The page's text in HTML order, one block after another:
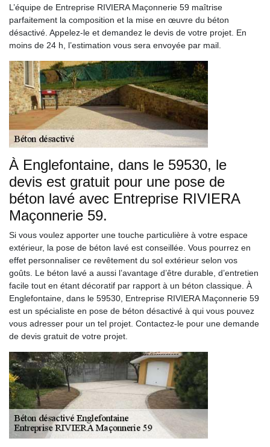
L’équipe de Entreprise RIVIERA Maçonnerie 59 maîtrise
parfaitement la composition et la mise en œuvre du béton
désactivé. Appelez-le et demandez le devis de votre projet. En
moins de 24 h, l’estimation vous sera envoyée par mail.
À Englefontaine, dans le 59530, le
devis est gratuit pour une pose de
béton lavé avec Entreprise RIVIERA
Maçonnerie 59.
Si vous voulez apporter une touche particulière à votre espace
extérieur, la pose de béton lavé est conseillée. Vous pourrez en
effet personnaliser ce revêtement du sol extérieur selon vos
goûts. Le béton lavé a aussi l’avantage d’être durable, d’entretien
facile tout en étant décoratif par rapport à un béton classique. À
Englefontaine, dans le 59530, Entreprise RIVIERA Maçonnerie 59
est un spécialiste en pose de béton désactivé à qui vous pouvez
vous adresser pour un tel projet. Contactez-le pour une demande
de devis gratuit de votre projet.